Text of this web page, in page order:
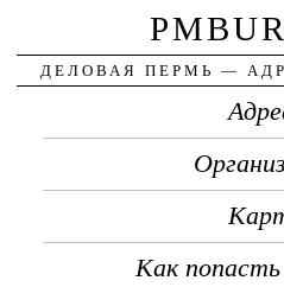
ДЕЛОВАЯ ПЕРМЬ —
Как